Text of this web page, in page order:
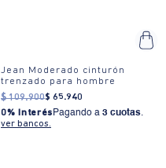
Jean Moderado cinturón
trenzado para hombre
$ 109.900$ 65.940
0% Interés Pagando a 3 cuotas.
ver bancos.